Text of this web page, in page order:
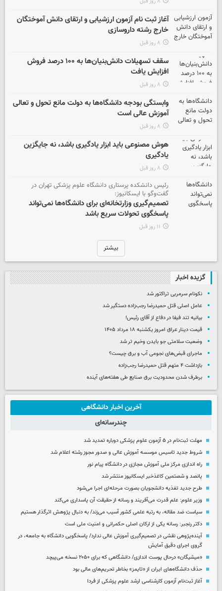
آغاز ثبت نام آزمون‌ ارزشیابی و ارتقای دانش آموختگان
خارج رشته داروسازی
۸ روز قبل
سقف تسهیلات دانش‌بنیان‌ها به ۱۰۰ درصد فروش
افزایش یافت
۸ روز قبل
وابستگی بودجه‌ دانشگاه‌ها به دولت مانع تحول و تعالی
آموزش عالی است
۸ روز قبل
هوش مصنوعی باید ابزار یادگیری باشد، نه جایگزین
یادگیری
۸ روز قبل
رئیس دانشکده پرستاری دانشگاه علوم پزشکی تهران در
گفت‌وگو با ایسکانیوز:
تصمیم‌گیری وزارتخانه‌ای برای دانشگاه‌ها نمی‌تواند
پاسخگوی تحولات سریع باشد
۱۱ روز قبل
بیشتر
گزیده اخبار
نکونام سرمربی تراکتور شد
عامل اصلی قتل حمیدرضا رجب‌زاده دستگیر شد
بیانیه تند فیفا در دفاع از آقای رئیس!
قیمت دینار عراق امروز یکشنبه ۱۸ مرداد ۱۴۰۵
وضعیت سلامتی جو بایدن وخیم تر شد
ماجرای قبض‌های نجومی آب و برق چیست؟
بازداشت ۴ متهم قتل حمیدرضا رجب‌زاده
برطرف شدن محدودیت‌ برق صنایع طی هفته‌های آینده
آخرین اخبار دانشگاهی
چندرسانه‌ای
مهلت ثبت‌نام در ۵ آزمون علوم پزشکی دوباره تمدید شد
شروط جدید تاسیس موسسه آموزش عالی و صدور مجوز رشته اعلام شد
راه اندازی مرکز ملی آموزش مجازی در دانشگاه پیام نور
پانصد و شصتمین کاغذخبر ایسکانیوز منتشر شد
طرح جدید تغذیه دانشجویان بصورت مرحله‌ای اجرا می‌شود
وزیر علوم: علم قدرت می‌آفریند و رسانه از حقیقت آن پاسداری می‌کند
سیاست ضد مقاله، به رتبه علمی کشور آسیب می‌زند/ به دنبال پژوهش اثرگذار هستیم
دکتر رنجبر: رسانه یکی از ارکان اصلی حکمرانی و امنیت ملی است
آینده‌پژوهی نقشی در تصمیم‌گیری آموزش عالی ندارد/ پاسخگویی دانشگاه به جامعه، در
گروی اجرای دقیق آمایش
«میشیگان» درحال پوست اندازی/ دانشگاهی که برای ۲۰۵۰ نسخه می‌پیچد
حذف دانشگاه‌های ایران از «تایمز» بخاطر تحریم‌های مالی بود
آغاز ثبت‌نام‌ آزمون کارشناسی ارشد علوم پزشکی از فردا